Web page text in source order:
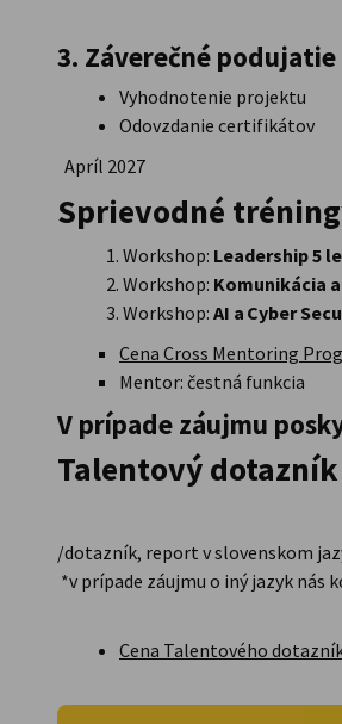
3. Záverečné podujatie
Vyhodnotenie projektu
Odovzdanie certifikátov
Apríl 2027
Sprievodné
Workshop: Leadership 5
Workshop: Komunikácia
Workshop: AI a Cyber
Cena Cross Mentoring
Mentor: čestná funkcia
V prípade záujmu
Talentový
/dotazník, report v slovenskom
*v prípade záujmu o iný jazyk nás
Cena Talentového